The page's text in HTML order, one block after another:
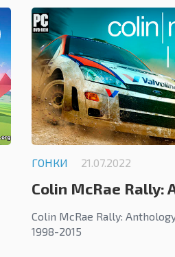
ГОНКИ 21.07.2022
Colin McRae Rally:
Colin McRae Rally:
1998-2015